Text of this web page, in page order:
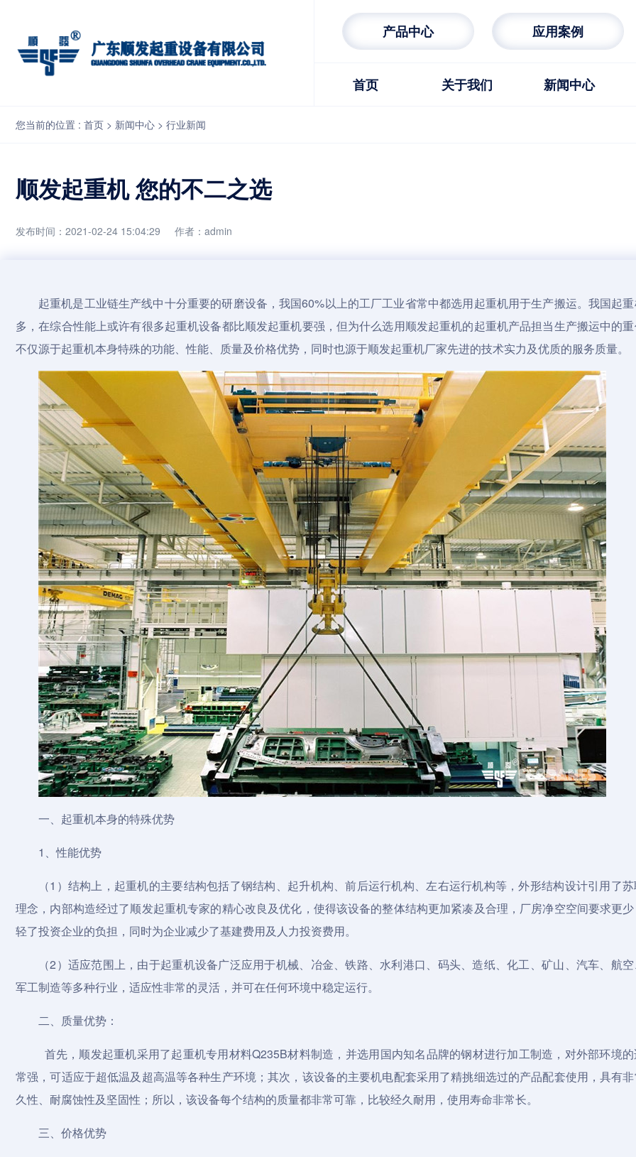
产品中心 应用案例
首页 关于我们 新闻中心
顺发起重机 您的不二之选
您当前的位置 : 首页 > 新闻中心 > 行业新闻
顺发起重机 您的不二之选
发布时间：2021-02-24 15:04:29 作者：admin
起重机是工业链生产线中十分重要的研磨设备，我国60%以上的工厂工业省常中都选用起重机用于生产搬运。我国起
多，在综合性能上或许有很多起重机设备都比顺发起重机要强，但为什么选用顺发起重机的起重机产品担当生产搬运中的
不仅源于起重机本身特殊的功能、性能、质量及价格优势，同时也源于顺发起重机厂家先进的技术实力及优质的服务质量。
一、起重机本身的特殊优势
1、性能优势
（1）结构上，起重机的主要结构包括了钢结构、起升机构、前后运行机构、左右运行机构等，外形结构设计引用了
理念，内部构造经过了顺发起重机专家的精心改良及优化，使得该设备的整体结构更加紧凑及合理，厂房净空空间要求更
轻了投资企业的负担，同时为企业减少了基建费用及人力投资费用。
（2）适应范围上，由于起重机设备广泛应用于机械、冶金、铁路、水利港口、码头、造纸、化工、矿山、汽车、航
军工制造等多种行业，适应性非常的灵活，并可在任何环境中稳定运行。
二、质量优势：
首先，顺发起重机采用了起重机专用材料Q235B材料制造，并选用国内知名品牌的钢材进行加工制造，对外部环境
常强，可适应于超低温及超高温等各种生产环境；其次，该设备的主要机电配套采用了精挑细选过的产品配套使用，具有
久性、耐腐蚀性及坚固性；所以，该设备每个结构的质量都非常可靠，比较经久耐用，使用寿命非常长。
三、价格优势